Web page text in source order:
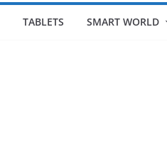
TABLETS SMART WORLD